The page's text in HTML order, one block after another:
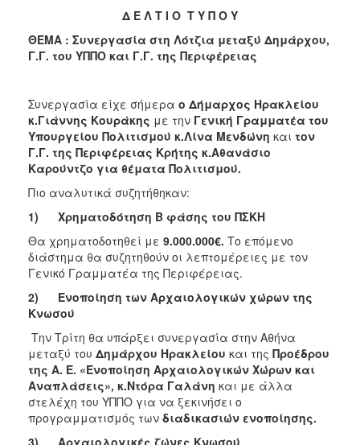
2018
2016
2015
2013
2012
2011
2010
2006
ΔΗΜΟΤΗΣ
ΕΠΙΣΚΕΠΤΗΣ
ΗΡΑΚΛΕΙΟ
Δ Ε Λ Τ Ι Ο Τ Υ Π Ο Υ
ΘΕΜΑ : Συνεργασία στη Λότζια μεταξύ Δημάρχου,
Γ.Γ. του ΥΠΠΟ και Γ.Γ. της Περιφέρειας
Συνεργασία είχε σήμερα ο Δήμαρχος Ηρακλείου
κ.Γιάννης Κουράκης με την Γενική Γραμματέα του
Υπουργείου Πολιτισμού κ.Λίνα Μενδώνη και τον
Γ.Γ. της Περιφέρειας Κρήτης κ.Αθανάσιο
Καρούντζο για θέματα Πολιτισμού.
Πιο αναλυτικά συζητήθηκαν:
1) Χρηματοδότηση Β φάσης του ΠΣΚΗ
Θα χρηματοδοτηθεί με 9.000.000€. Το επόμενο
διάστημα θα συζητηθούν οι λεπτομέρειες με τον
Γενικό Γραμματέα της Περιφέρειας.
2) Ενοποίηση των Αρχαιολογικών χώρων της
Κνωσού
Την Τρίτη θα υπάρξει συνεργασία στην Αθήνα
μεταξύ του Δημάρχου Ηρακλείου και της Προέδρου
της Α. Ε. «Ενοποίηση Αρχαιολογικών Χώρων και
Αναπλάσεις», κ.Ντόρα Γαλάνη και με άλλα
στελέχη του ΥΠΠΟ για να ξεκινήσει ο
προγραμματισμός των διαδικασιών ενοποίησης.
3) Αρχαιολογικές ζώνες Κνωσού